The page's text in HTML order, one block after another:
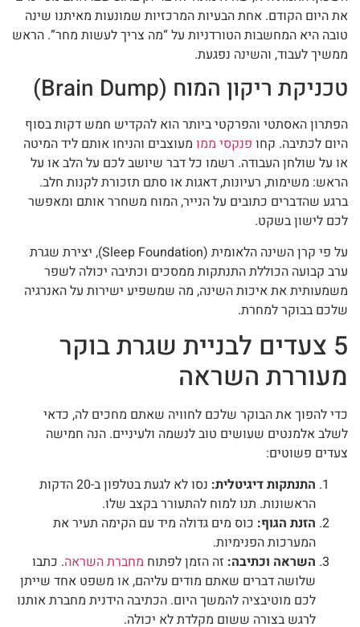
את היום הקודם. אחת הבעיות המרכזיות שמונעות מאיתנו שינה
טובה היא המחשבות הטורדניות על “מה צריך לעשות מחר”. הראש
ממשיך לעבוד, והשינה נפגעת.
טכניקת ריקון המוח (Brain Dump)
הפתרון האסתטי והפרקטי ביותר הוא להקדיש חמש דקות בסוף
היום לכתיבה. קחו פנקסי ממו מעוצבים והניחו אותם ליד המיטה
או על שולחן העבודה. רשמו כל דבר שיושב לכם על הלב או על
הראש: משימות, רעיונות, דאגות או סתם תזכורת לקנות חלב.
ברגע שהדברים כתובים על הנייר, המוח משחרר אותם ומאפשר
לכם לישון בשקט.
על פי קרן השינה הלאומית (Sleep Foundation), יצירת שגרת
ערב קבועה הכוללת התנתקות ממסכים וכתיבה יכולה לשפר
משמעותית את איכות השינה, מה שמשפיע ישירות על האנרגיה
שלכם בבוקר למחרת.
5 צעדים לבניית שגרת בוקר
מעוררת השראה
כדי להפוך את הבוקר שלכם לחוויה שאתם מחכים לה, כדאי
לשלב אלמנטים שעושים טוב לנשמה ולעיניים. הנה חמישה
צעדים פשוטים:
התנתקות דיגיטלית:
נסו לא לגעת בטלפון ב-20 הדקות
הראשונות. תנו למוח להתעורר בקצב שלו.
הזנת הגוף: כוס מים גדולה מיד עם הקימה תעיר את
המערכות הפנימיות.
השראה וכתיבה: זה הזמן לפתוח מחברת השראה. כתבו
שלושה דברים שאתם מודים עליהם, או משפט אחד שייתן
לכם מוטיבציה להמשך היום. הכתיבה הידנית מחברת אותנו
לרגש בצורה ששום מקלדת לא יכולה.